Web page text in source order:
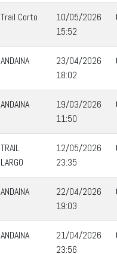
Trail Corto
10/05/2026
15:52
ANDAINA
23/04/2026
18:02
ANDAINA
19/03/2026
11:50
TRAIL
LARGO
12/05/2026
23:35
ANDAINA
22/04/2026
19:03
ANDAINA
21/04/2026
23:56